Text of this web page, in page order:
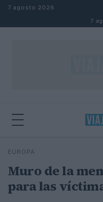
Saltar al contenido
7 agosto 2026
7
Buscar
EUROPA
Muro de la
para las